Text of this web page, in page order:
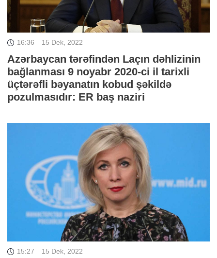
16:36 15 Dek, 2022
Azərbaycan tərəfindən Laçın dəhlizinin
bağlanması 9 noyabr 2020-ci il tarixli
üçtərəfli bəyanatın kobud şəkildə
pozulmasıdır: ER baş naziri
15:27 15 Dek, 2022